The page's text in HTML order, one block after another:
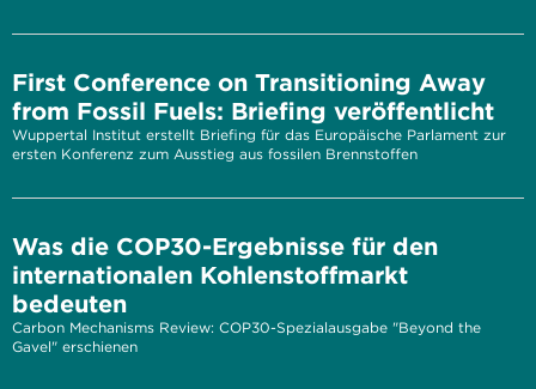
First Conference on Transitioning Away
from Fossil Fuels: Briefing veröffentlicht
Wuppertal Institut erstellt Briefing für das Europäische Parlament zur
ersten Konferenz zum Ausstieg aus fossilen Brennstoffen
Was die COP30-Ergebnisse für den
internationalen Kohlenstoffmarkt
bedeuten
Carbon Mechanisms Review: COP30-Spezialausgabe "Beyond the
Gavel" erschienen